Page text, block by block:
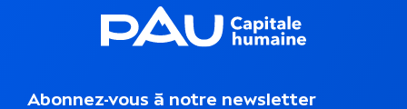
Abonnez-vous à notre newsletter